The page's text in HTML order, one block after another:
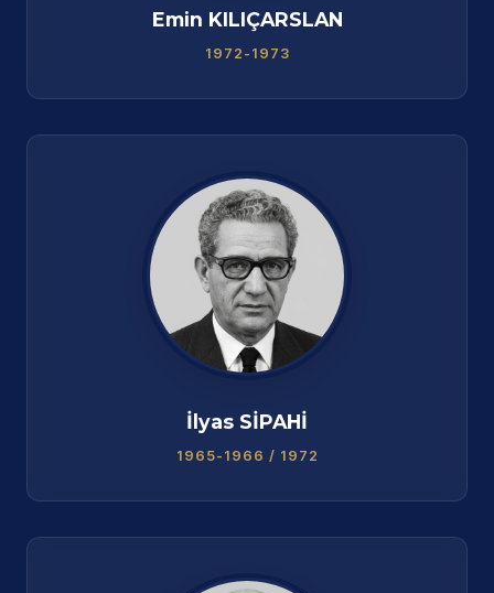
Emin KILIÇARSLAN
1972-1973
İlyas SİPAHİ
1965-1966 / 1972